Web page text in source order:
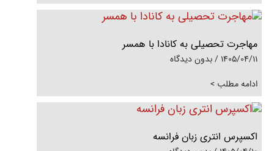
مهاجرت تحصیلی به کانادا با همسر
1405/04/11
بدون دیدگاه
ادامه مطلب >
اکسپرس انتری زبان فرانسه